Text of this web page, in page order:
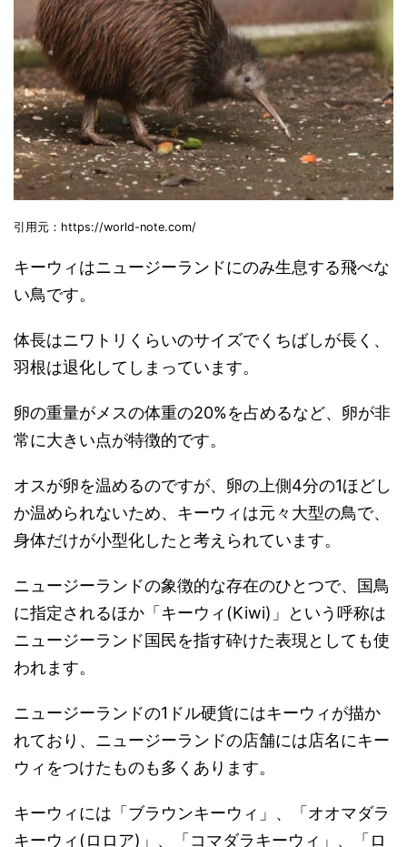
引用元：https://world-note.com/
キーウィはニュージーランドにのみ生息する飛べな
い鳥です。
体長はニワトリくらいのサイズでくちばしが長く、
羽根は退化してしまっています。
卵の重量がメスの体重の20%を占めるなど、卵が非
常に大きい点が特徴的です。
オスが卵を温めるのですが、卵の上側4分の1ほどし
か温められないため、キーウィは元々大型の鳥で、
身体だけが小型化したと考えられています。
ニュージーランドの象徴的な存在のひとつで、国鳥
に指定されるほか「キーウィ(Kiwi)」という呼称は
ニュージーランド国民を指す砕けた表現としても使
われます。
ニュージーランドの1ドル硬貨にはキーウィが描か
れており、ニュージーランドの店舗には店名にキー
ウィをつけたものも多くあります。
キーウィには「ブラウンキーウィ」、「オオマダラ
キーウィ(ロロア)」、「コマダラキーウィ」、「ロ